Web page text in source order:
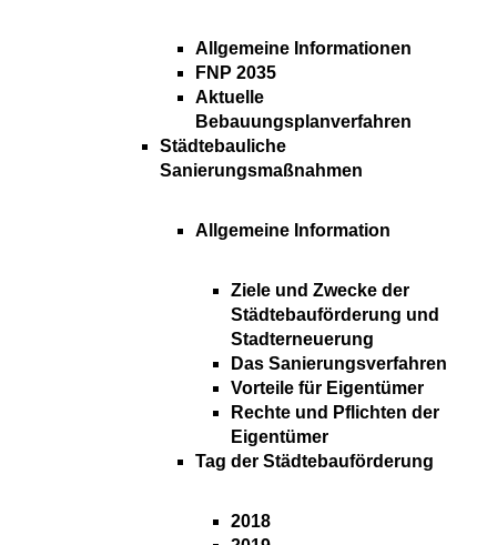
Allgemeine Informationen
FNP 2035
Aktuelle
Bebauungsplanverfahren
Städtebauliche
Sanierungsmaßnahmen
Allgemeine Information
Ziele und Zwecke der
Städtebauförderung und
Stadterneuerung
Das Sanierungsverfahren
Vorteile für Eigentümer
Rechte und Pflichten der
Eigentümer
Tag der Städtebauförderung
2018